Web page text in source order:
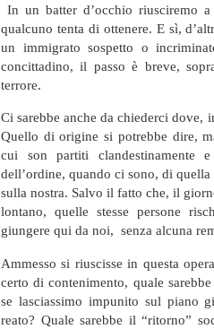
In un batter d’occhio riusciremo
qualcuno tenta di ottenere. E sì,
un immigrato sospetto o
concittadino, il passo è breve,
terrore.
Ci sarebbe anche da chiederci dove,
Quello di origine si potrebbe dire,
cui son partiti clandestinamente
dell’ordine, quando ci sono, di
sulla nostra. Salvo il fatto che, il
lontano, quelle stesse persone
giungere qui da noi, senza alcuna
Ammesso si riuscisse in questa
certo di contenimento, quale
se lasciassimo impunito sul piano
reato? Quale sarebbe il “ritorno”